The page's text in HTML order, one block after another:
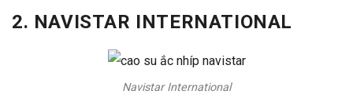
2. NAVISTAR INTERNATIONAL
Navistar International